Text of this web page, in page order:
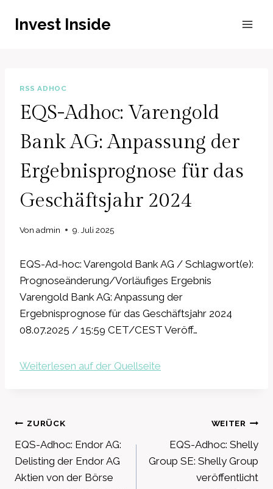
InhaltInvest Inside
RSS ADHOC
EQS-Adhoc: Varengold
Bank AG: Anpassung der
Ergebnisprognose für das
Geschäftsjahr 2024
Von admin 9. Juli 2025
EQS-Ad-hoc: Varengold Bank AG / Schlagwort(e):
Prognoseänderung/Vorläufiges Ergebnis
Varengold Bank AG: Anpassung der
Ergebnisprognose für das Geschäftsjahr 2024
08.07.2025 / 15:59 CET/CEST Veröff…
Weiterlesen auf der Quellseite
Beitragsnavigation
ZURÜCK
EQS-Adhoc: Endor AG:
Delisting der Endor AG
Aktien von der Börse
WEITER
EQS-Adhoc: Shelly
Group SE: Shelly Group
veröffentlicht